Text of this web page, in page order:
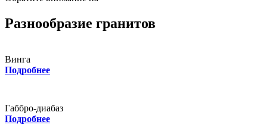
Разнообразие гранитов
Винга
Подробнее
Габбро-диабаз
Подробнее